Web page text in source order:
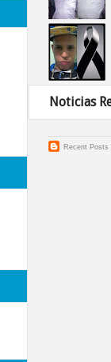
Noticias
Recent Posts